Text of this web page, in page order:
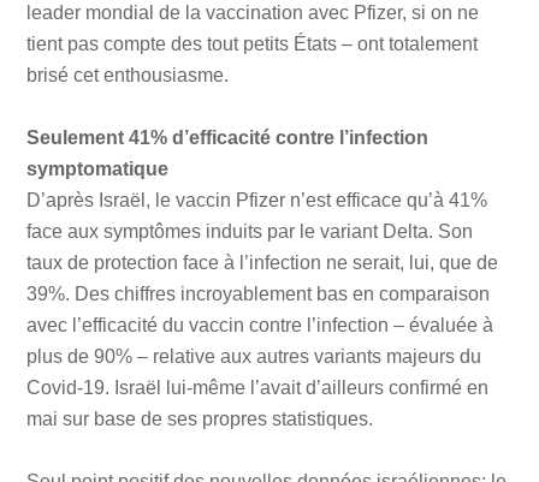
leader mondial de la vaccination avec Pfizer, si on ne
tient pas compte des tout petits États – ont totalement
brisé cet enthousiasme.
Seulement 41% d’efficacité contre l’infection
symptomatique
D’après Israël, le vaccin Pfizer n’est efficace qu’à 41%
face aux symptômes induits par le variant Delta. Son
taux de protection face à l’infection ne serait, lui, que de
39%. Des chiffres incroyablement bas en comparaison
avec l’efficacité du vaccin contre l’infection – évaluée à
plus de 90% – relative aux autres variants majeurs du
Covid-19. Israël lui-même l’avait d’ailleurs confirmé en
mai sur base de ses propres statistiques.